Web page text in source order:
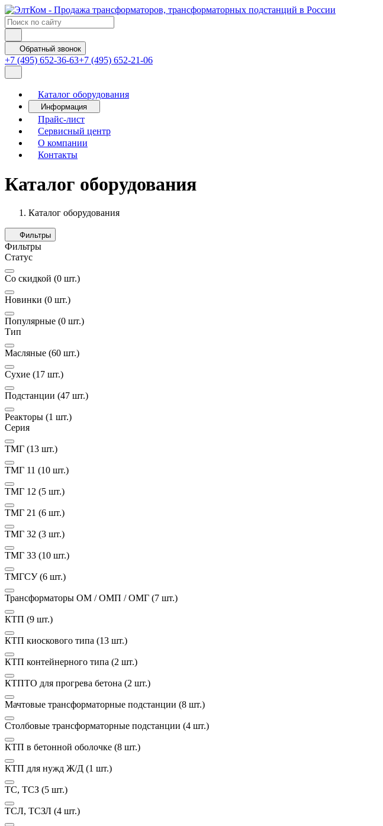
Обратный звонок
+7 (495) 652-36-63+7 (495) 652-21-06
Каталог оборудования
Информация
Прайс-лист
Сервисный центр
О компании
Контакты
Каталог оборудования
Каталог оборудования
Фильтры
Фильтры
Статус
Со скидкой (0 шт.)
Новинки (0 шт.)
Популярные (0 шт.)
Тип
Масляные (60 шт.)
Сухие (17 шт.)
Подстанции (47 шт.)
Реакторы (1 шт.)
Серия
ТМГ (13 шт.)
ТМГ 11 (10 шт.)
ТМГ 12 (5 шт.)
ТМГ 21 (6 шт.)
ТМГ 32 (3 шт.)
ТМГ 33 (10 шт.)
ТМГСУ(6 шт.)
Трансформаторы ОМ / ОМП / ОМГ (7 шт.)
КТП (9 шт.)
КТП киоскового типа (13 шт.)
КТП контейнерного типа (2 шт.)
КТПТО для прогрева бетона (2 шт.)
Мачтовые трансформаторные подстанции (8 шт.)
Столбовые трансформаторные подстанции (4 шт.)
КТП в бетонной оболочке (8 шт.)
КТП для нужд Ж/Д (1 шт.)
ТС, ТСЗ (5 шт.)
ТСЛ, ТСЗЛ (4 шт.)